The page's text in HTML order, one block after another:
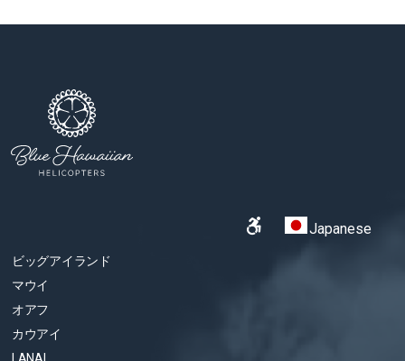
Japanese
ビッグアイランド
マウイ
オアフ
カウアイ